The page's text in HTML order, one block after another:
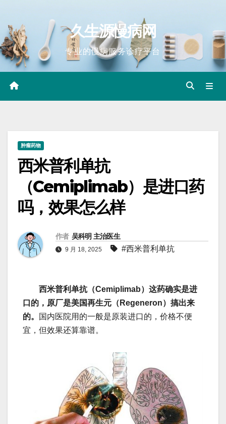
content
久生源慢病网
专业的慢病服务诊疗平台
肿瘤药物
西米普利单抗
（Cemiplimab）是进口药
吗，效果怎么样
作者 吴科明 主治医生
9 月 18, 2025 #西米普利单抗
西米普利单抗（Cemiplimab）这药确实是进
口的，原厂是美国再生元（Regeneron）搞出来
的。
国内医院用的一般是原装进口的，价格不便
宜，但效果还算靠谱。